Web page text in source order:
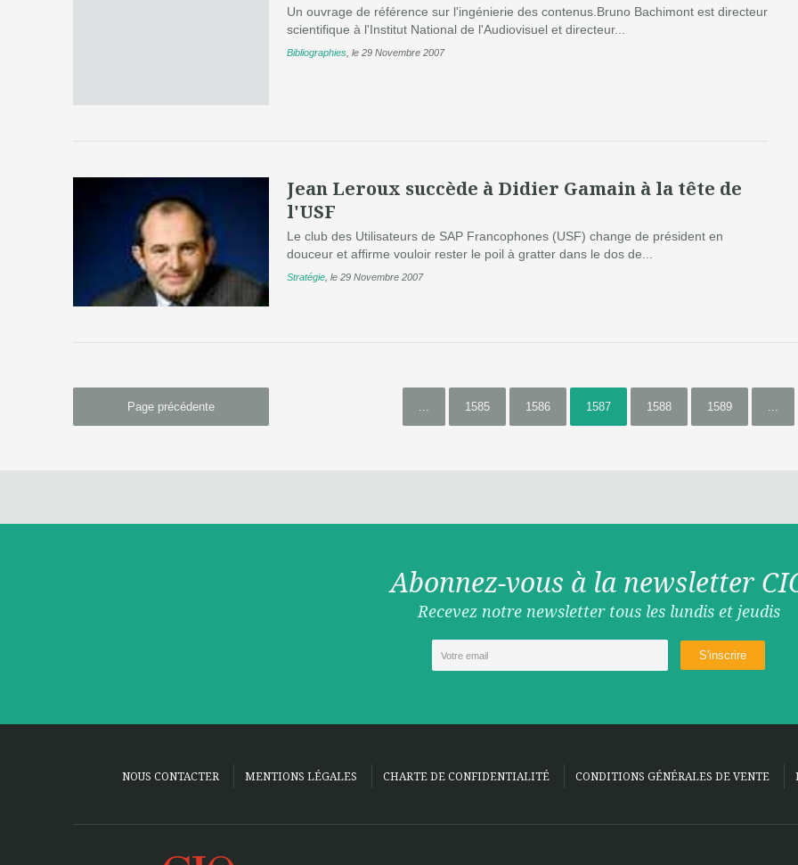
Un ouvrage de référence sur l'ingénierie des contenus.Bruno Bachimont est directeur
scientifique à l'Institut National de l'Audiovisuel et directeur...
Bibliographies le 29 Novembre 2007
Jean Leroux succède à Didier Gamain à la tête de
l'USF
Le club des Utilisateurs de SAP Francophones (USF) change de président en
douceur et affirme vouloir rester le poil à gratter dans le dos de...
Stratégie le 29 Novembre 2007
Page précédente ... 1585 1586 1587 1588 1589 ...
Abonnez-vous à la newsletter
Recevez notre newsletter tous les lundis et jeudis
NOUS CONTACTER MENTIONS LÉGALES CHARTE DE CONFIDENTIALITÉ CONDITIONS GÉNÉRALES DE VENTE